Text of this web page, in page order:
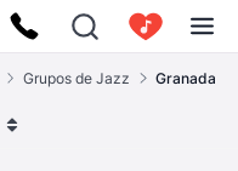
Grupos de Jazz Granada